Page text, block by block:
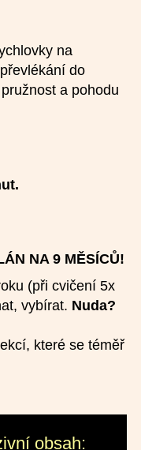
na
do
a pohodu
NA 9 MĚSÍCŮ!
(při cvičení 5x
vybírat. Nuda?
které se téměř
obsah: